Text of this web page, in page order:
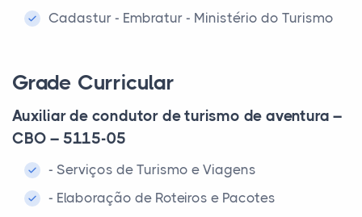
Cadastur - Embratur - Ministério do Turismo
Grade Curricular
Auxiliar de condutor de turismo de aventura –
CBO – 5115-05
- Serviços de Turismo e Viagens
- Elaboração de Roteiros e Pacotes